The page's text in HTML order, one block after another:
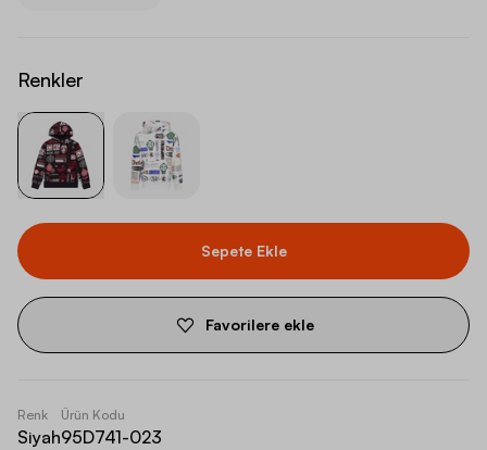
Renkler
Sepete Ekle
Favorilere ekle
Renk
Siyah
Ürün Kodu
95D741-023